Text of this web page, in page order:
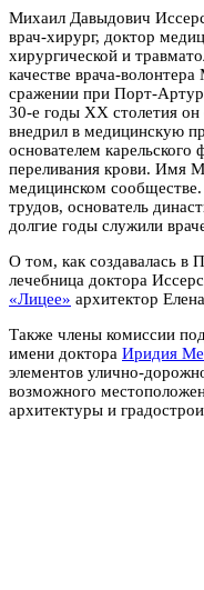
Михаил Давыдович
врач-хирург, доктор
хирургической и
качестве врача-
сражении при Порт-
30-е годы XX столетия
внедрил в медицинскую
основателем карельского
переливания крови. Имя
медицинском
трудов, основатель
долгие годы служили
О том, как создавалась в
лечебница доктора
«Лицее» архитектор
Также члены комиссии
имени доктора Иридия
элементов улично-
возможного
архитектуры и